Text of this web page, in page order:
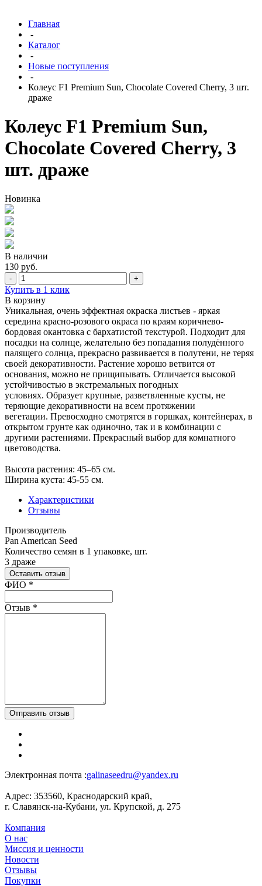
Главная
-
Каталог
-
Новые поступления
-
Колеус F1 Premium Sun, Chocolate Covered Cherry, 3 шт.
драже
Колеус F1 Premium Sun,
Chocolate Covered Cherry, 3
шт. драже
Новинка
В наличии
130 руб.
- +
Купить в 1 клик
В корзину
Уникальная, очень эффектная окраска листьев - яркая
середина красно-розового окраса по краям коричнево-
бордовая окантовка с бархатистой текстурой. Подходит для
посадки на солнце, желательно без попадания полудённого
палящего солнца, прекрасно развивается в полутени, не теряя
своей декоративности. Растение хорошо ветвится от
основания, можно не прищипывать. Отличается высокой
устойчивостью в экстремальных погодных
условиях. Образует крупные, разветвленные кусты, не
теряющие декоративности на всем протяжении
вегетации. Превосходно смотрятся в горшках, контейнерах, в
открытом грунте как одиночно, так и в комбинации с
другими растениями. Прекрасный выбор для комнатного
цветоводства.
Высота растения: 45–65 см.
Ширина куста: 45-55 см.
Характеристики
Отзывы
Производитель
Pan American Seed
Количество семян в 1 упаковке, шт.
3 драже
Оставить отзыв
Ваш отзыв был отправлен!
ФИО *
Отзыв *
Отправить отзыв
Электронная почта :galinaseedru@yandex.ru
Адрес: 353560, Краснодарский край,
г. Славянск-на-Кубани, ул. Крупской, д. 275
Компания
О нас
Миссия и ценности
Новости
Отзывы
Покупки